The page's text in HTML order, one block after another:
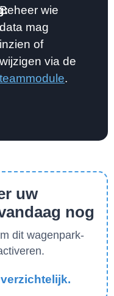
Beheer wie
data mag
inzien of
wijzigen via de
teammodule.
uw
nog
dit wagenpark-